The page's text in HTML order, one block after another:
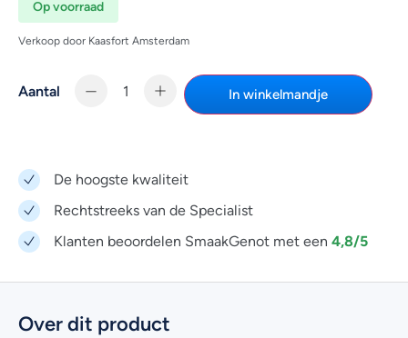
Op voorraad
Verkoop door Kaasfort Amsterdam
Aantal In winkelmandje
De hoogste kwaliteit
Rechtstreeks van de Specialist
Klanten beoordelen SmaakGenot met een 4,8/5
Over dit product